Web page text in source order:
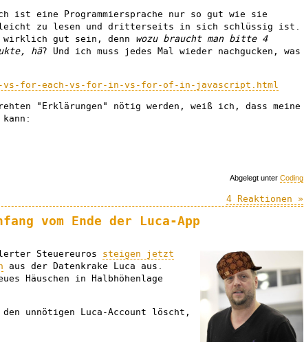
ist eine Programmiersprache nur so gut wie sie
zu lesen und dritterseits in sich schlüssig ist.
wirklich gut sein, denn wozu braucht man bitte 4
hä? Und ich muss jedes Mal wieder nachgucken, was
vs-for-each-vs-for-in-vs-for-of-in-javascript.html
"Erklärungen" nötig werden, weiß ich, dass meine
Abgelegt unter Coding
4 Reaktionen »
vom Ende der Luca-App
Steuereuros steigen jetzt
aus der Datenkrake Luca aus.
Häuschen in Halbhöhenlage
unnötigen Luca-Account löscht,